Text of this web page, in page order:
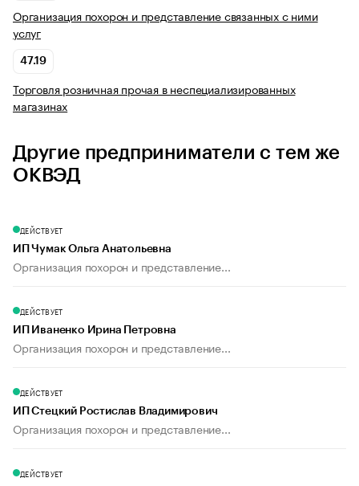
Организация похорон и представление связанных с ними
услуг
47.19
Торговля розничная прочая в неспециализированных
магазинах
Другие предприниматели с тем же
ОКВЭД
ДЕЙСТВУЕТ
ИП Чумак Ольга Анатольевна
Организация похорон и представление...
ДЕЙСТВУЕТ
ИП Иваненко Ирина Петровна
Организация похорон и представление...
ДЕЙСТВУЕТ
ИП Стецкий Ростислав Владимирович
Организация похорон и представление...
ДЕЙСТВУЕТ